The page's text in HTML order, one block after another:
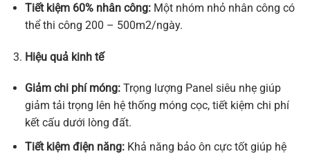
Tiết kiệm 60% nhân công:Một nhóm nhỏ nhân công có
thể thi công 200 – 500m2/ngày.
Hiệu quả kinh tế
Giảm chi phí móng:Trọng lượng Panel siêu nhẹ giúp
giảm tải trọng lên hệ thống móng cọc, tiết kiệm chi phí
kết cấu dưới lòng đất.
Tiết kiệm điện năng:Khả năng bảo ôn cực tốt giúp hệ